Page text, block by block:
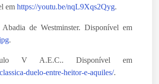
em https://youtu.be/nqL9Xqs2Qyg.
de Westminster. Disponível em
.
V A.E.C.. Disponível em
duelo-entre-heitor-e-aquiles/.